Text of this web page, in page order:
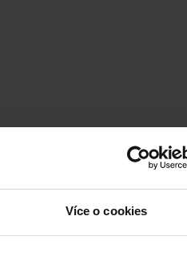
Více o cookies